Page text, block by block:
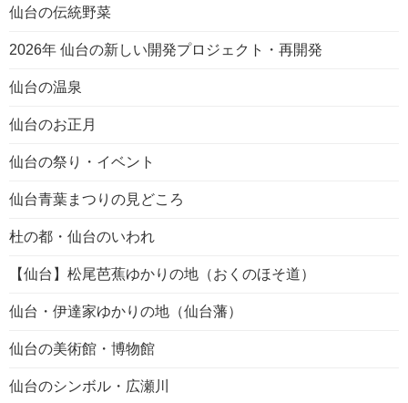
仙台の伝統野菜
2026年 仙台の新しい開発プロジェクト・再開発
仙台の温泉
仙台のお正月
仙台の祭り・イベント
仙台青葉まつりの見どころ
杜の都・仙台のいわれ
【仙台】松尾芭蕉ゆかりの地（おくのほそ道）
仙台・伊達家ゆかりの地（仙台藩）
仙台の美術館・博物館
仙台のシンボル・広瀬川